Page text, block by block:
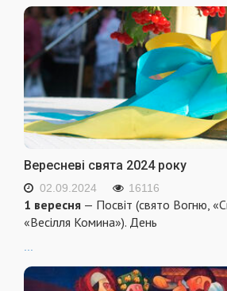
Вересневі свята 2024 року
02.09.2024 16116
1 вересня — Посвіт (свято Вогню,
«Весілля Комина»). День